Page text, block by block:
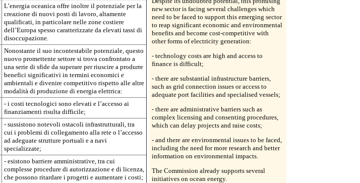
L’energia oceanica offre inoltre il potenziale per la
creazione di nuovi posti di lavoro, altamente
qualificati, in particolare nelle zone costiere
dell’Europa spesso caratterizzate da elevati tassi di
disoccupazione.
Nonostante il suo incontestabile potenziale, questo
nuovo promettente settore si trova confrontato a
una serie di sfide da superare per riuscire a produrre
benefici significativi in termini economici e
ambientali e divenire competitivo rispetto alle altre
modalità di produzione di energia elettrica:
- i costi tecnologici sono elevati e l’accesso ai
finanziamenti risulta difficile;
- sussistono notevoli ostacoli infrastrutturali, tra
cui i problemi di collegamento alla rete o l’accesso
ad adeguate strutture portuali e a navi
specializzate;
- esistono barriere amministrative, tra cui
complesse procedure di autorizzazione e di licenza,
che possono ritardare i progetti e aumentare i costi;
new sector is facing several challenges which
need to be faced to support this emerging sector
to reap significant economic and environmental
benefits and become cost-competitive with
other forms of electricity generation:
- technology costs are high and access to
finance is difficult;
- there are substantial infrastructure barriers,
such as grid connection issues or access to
adequate port facilities and specialised vessels;
- there are administrative barriers such as
complex licensing and consenting procedures,
which can delay projects and raise costs;
- and there are environmental issues to be faced,
including the need for more research and better
information on environmental impacts.
The Commission already supports several
initiatives on ocean energy.